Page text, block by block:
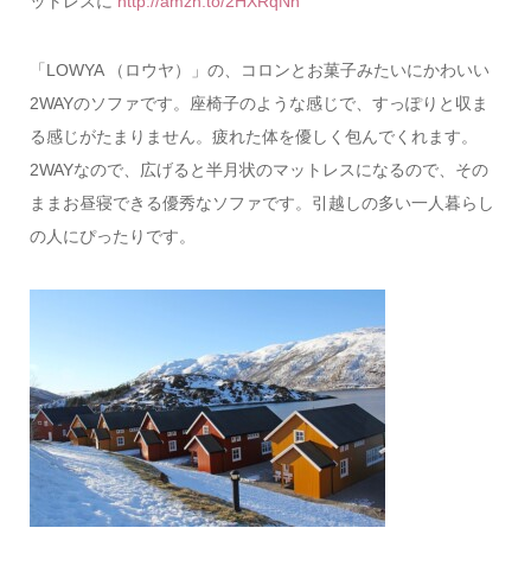
「LOWYA （ロウヤ）」の、コロンとお菓子みたいにかわいい
2WAYのソファです。座椅子のような感じで、すっぽりと収ま
る感じがたまりません。疲れた体を優しく包んでくれます。
2WAYなので、広げると半月状のマットレスになるので、その
ままお昼寝できる優秀なソファです。引越しの多い一人暮らし
の人にぴったりです。